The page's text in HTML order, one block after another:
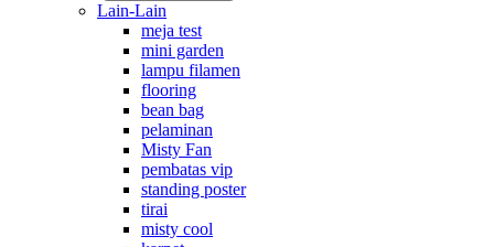
Lain-Lain
meja test
mini garden
lampu filamen
flooring
bean bag
pelaminan
Misty Fan
pembatas vip
standing poster
tirai
misty cool